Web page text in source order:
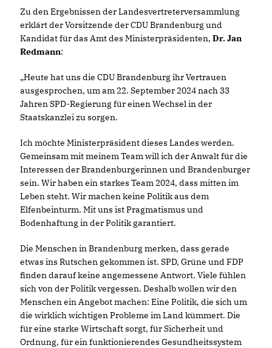
Zu den Ergebnissen der Landesvertreterversammlung
erklärt der Vorsitzende der CDU Brandenburg und
Kandidat für das Amt des Ministerpräsidenten, Dr. Jan
Redmann:
Heute hat uns die CDU Brandenburg ihr Vertrauen
ausgesprochen, um am 22. September 2024 nach 33
Jahren SPD-Regierung für einen Wechsel in der
Staatskanzlei zu sorgen.
Ich möchte Ministerpräsident dieses Landes werden.
Gemeinsam mit meinem Team will ich der Anwalt für die
Interessen der Brandenburgerinnen und Brandenburger
sein. Wir haben ein starkes Team 2024, dass mitten im
Leben steht. Wir machen keine Politik aus dem
Elfenbeinturm. Mit uns ist Pragmatismus und
Bodenhaftung in der Politik garantiert.
Die Menschen in Brandenburg merken, dass gerade
etwas ins Rutschen gekommen ist. SPD, Grüne und FDP
finden darauf keine angemessene Antwort. Viele fühlen
sich von der Politik vergessen. Deshalb wollen wir den
Menschen ein Angebot machen: Eine Politik, die sich um
die wirklich wichtigen Probleme im Land kümmert. Die
für eine starke Wirtschaft sorgt, für Sicherheit und
Ordnung, für ein funktionierendes Gesundheitssystem